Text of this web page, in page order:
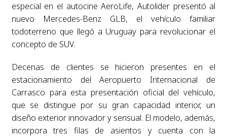
especial en el autocine AeroLife, Autolider presentó al
nuevo Mercedes-Benz GLB, el vehículo familiar
todoterreno que llegó a Uruguay para revolucionar el
concepto de SUV.
Decenas de clientes se hicieron presentes en el
estacionamiento del Aeropuerto Internacional de
Carrasco para esta presentación oficial del vehículo,
que se distingue por su gran capacidad interior, un
diseño exterior innovador y sensual. El modelo, además,
incorpora tres filas de asientos y cuenta con la